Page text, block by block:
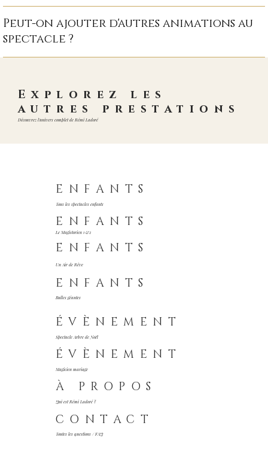
Peut-on ajouter d'autres animations au
spectacle ?
Explorez les
autres prestations
Découvrez l'univers complet de Rémi Ladoré
ENFANTS
Tous les spectacles enfants
ENFANTS
Le Magistorien 1 &2
ENFANTS
Un Air de Rêve
ENFANTS
Bulles géantes
ÉVÈNEMENT
Spectacle Arbre de Noël
ÉVÈNEMENT
Magicien mariage
À PROPOS
Qui est Rémi Ladoré ?
CONTACT
Toutes les questions / FAQ